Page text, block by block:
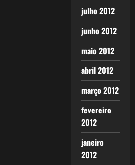
julho 2012
junho 2012
maio 2012
abril 2012
março 2012
fevereiro
2012
janeiro
2012